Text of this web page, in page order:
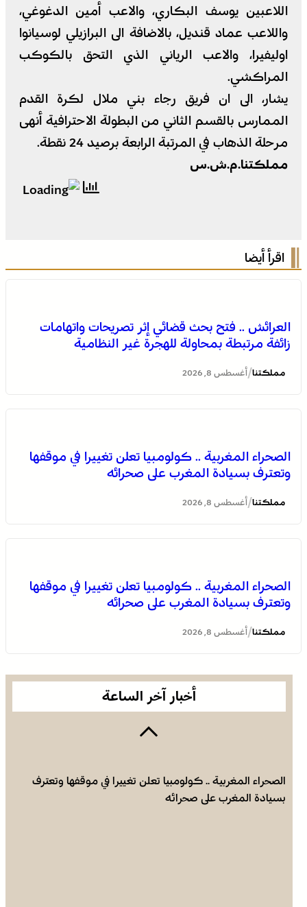
اللاعبين يوسف البكاري، والاعب أمين الدغوغي،
واللاعب عماد قنديل، بالاضافة الى البرازيلي لوسيانوا
اوليفيرا، والاعب الرياني الذي التحق بالكوكب
المراكشي.
يشار، الى ان فريق رجاء بني ملال لكرة القدم
الممارس بالقسم الثاني من البطولة الاحترافية أنهى
مرحلة الذهاب في المرتبة الرابعة برصيد 24 نقطة.
مملكتنا.م.ش.س
اقرأ أيضا
العرائش .. فتح بحث قضائي إثر تصريحات واتهامات
زائفة مرتبطة بمحاولة للهجرة غير النظامية
مملكتنا/ أغسطس 8, 2026
الصحراء المغربية .. كولومبيا تعلن تغييرا في موقفها
وتعترف بسيادة المغرب على صحرائه
مملكتنا/ أغسطس 8, 2026
الصحراء المغربية .. كولومبيا تعلن تغييرا في موقفها
وتعترف بسيادة المغرب على صحرائه
مملكتنا/ أغسطس 8, 2026
أخبار آخر الساعة
العرائش .. فتح بحث قضائي إثر تصريحات واتهامات زائفة
الصحراء المغربية .. كولومبيا تعلن تغييرا في موقفها وتعترف
بسيادة المغرب على صحرائه